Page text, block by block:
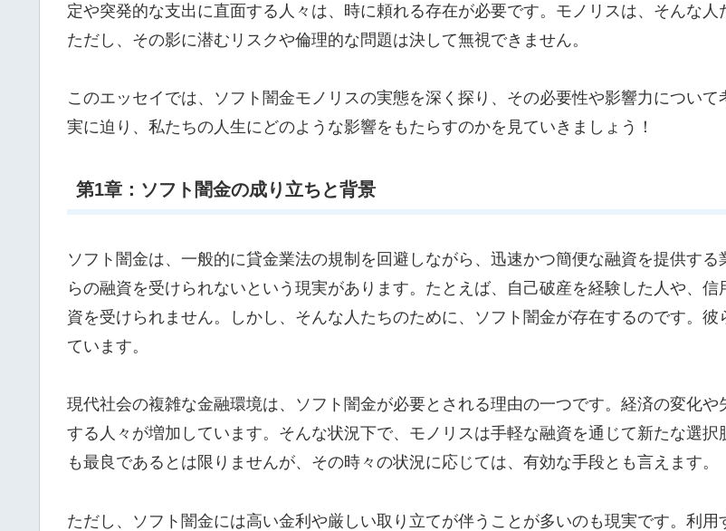
定や突発的な支出に直面する人々は、時に頼れる存在が必要です。モノリスは、そんな
ただし、その影に潜むリスクや倫理的な問題は決して無視できません。
このエッセイでは、ソフト闇金モノリスの実態を深く探り、その必要性や影響力につい
実に迫り、私たちの人生にどのような影響をもたらすのかを見ていきましょう！
第1章：ソフト闇金の成り立ちと背景
ソフト闇金は、一般的に貸金業法の規制を回避しながら、迅速かつ簡便な融資を提供す
らの融資を受けられないという現実があります。たとえば、自己破産を経験した人や、
資を受けられません。しかし、そんな人たちのために、ソフト闇金が存在するのです。
ています。
現代社会の複雑な金融環境は、ソフト闇金が必要とされる理由の一つです。経済の変化
する人々が増加しています。そんな状況下で、モノリスは手軽な融資を通じて新たな選
も最良であるとは限りませんが、その時々の状況に応じては、有効な手段とも言えます。
ただし、ソフト闇金には高い金利や厳しい取り立てが伴うことが多いのも現実です。利